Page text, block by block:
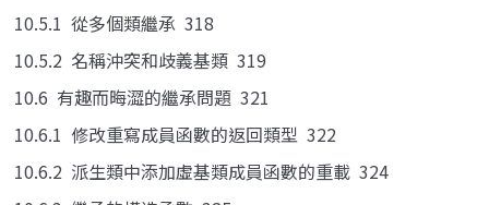
10.5.1 從多個類繼承 318
10.5.2 名稱沖突和歧義基類 319
10.6 有趣而晦澀的繼承問題 321
10.6.1 修改重寫成員函數的返回類型 322
10.6.2 派生類中添加虛基類成員函數的重載 324